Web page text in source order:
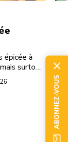
épicée à
surtout
ABONNEZ-VOUS